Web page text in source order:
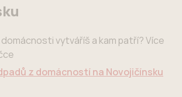
domácnosti vytváříš a kam patří? Více
z domácností na Novojičínsku